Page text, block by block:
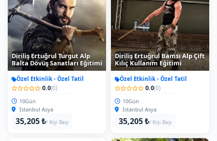
Her Yas
Diriliş Ertuğrul Turgut Alp
Balta Dövüş Sanatları Eğitimi
Özel Etkinlik - Özel Tatil
0.0(0)
10Gün
İstanbul Asya
35,205 ₺/ Kişi Başı
Her Yas
Diriliş Ertuğrul Bamsı Alp Çift
Kılıç Kullanım Eğitimi
Özel Etkinlik - Özel Tatil
0.0(0)
10Gün
İstanbul Asya
35,205 ₺/ Kişi Başı